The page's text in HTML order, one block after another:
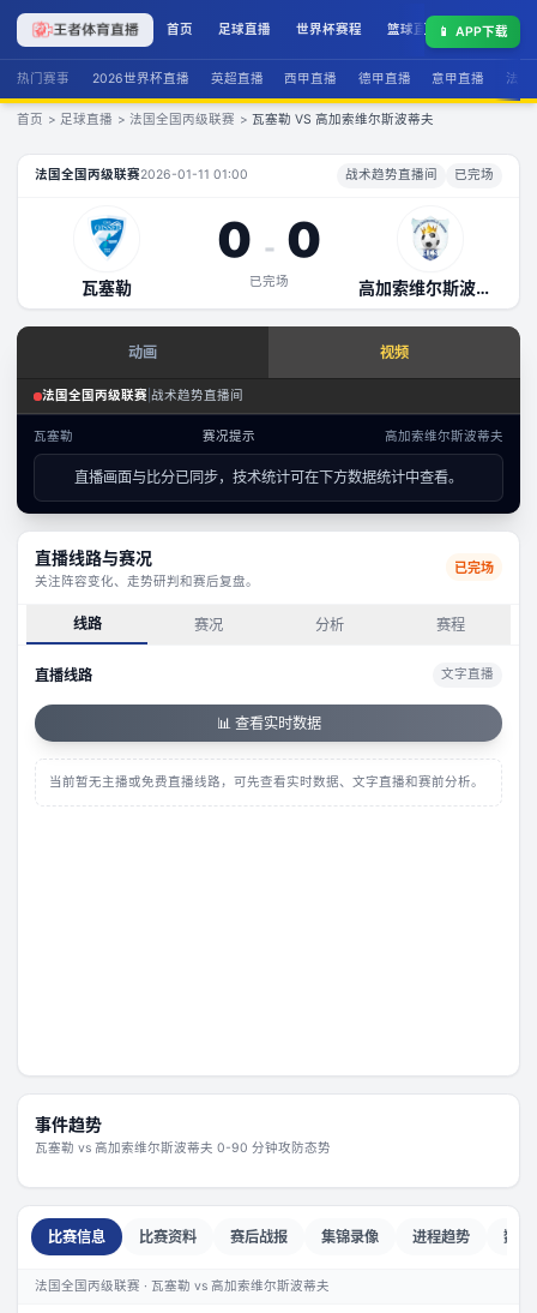
首页 足球直播 世界杯赛程 篮球直播 联赛积分
📱 APP下载
热门赛事 2026世界杯直播 英超直播 西甲直播 德甲直播 意甲直播 法甲
首页 > 足球直播 > 法国全国丙级联赛 > 瓦塞勒 VS 高加索维尔斯波蒂夫
瓦塞勒VS高加索维尔斯波蒂夫
法国全国丙级联赛2026-01-11 01:00 战术趋势直播间 已完场
瓦塞勒
0 - 0
已完场 高加索维尔斯波蒂夫
动画 视频
法国全国丙级联赛 战术趋势直播间
法国全国丙级联赛
瓦塞勒
0
数据视图
-
文字数据同步 高加索维尔斯波蒂夫
0
足球场景态势
瓦塞勒 赛况提示 高加索维尔斯波蒂夫
直播画面与比分已同步，技术统计可在下方数据统计中查看。
直播线路与赛况
关注阵容变化、走势研判和赛后复盘。
已完场
线路 赛况 分析 赛程
直播线路 文字直播
📊 查看实时数据
当前暂无主播或免费直播线路，可先查看实时数据、文字直播和赛前分析。
事件趋势
瓦塞勒 vs 高加索维尔斯波蒂夫 0-90 分钟攻防态势
比赛信息 比赛资料 赛后战报 集锦录像 进程趋势 数据
法国全国丙级联赛 · 瓦塞勒 vs 高加索维尔斯波蒂夫